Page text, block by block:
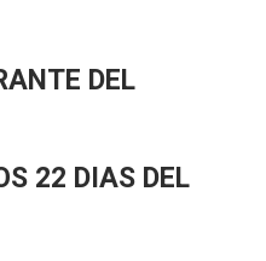
DEL
22 DIAS DEL